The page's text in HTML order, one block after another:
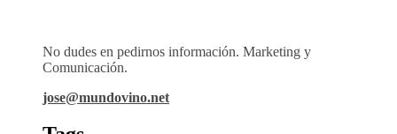
No dudes en pedirnos información. Marketing y
Comunicación.
jose@mundovino.net